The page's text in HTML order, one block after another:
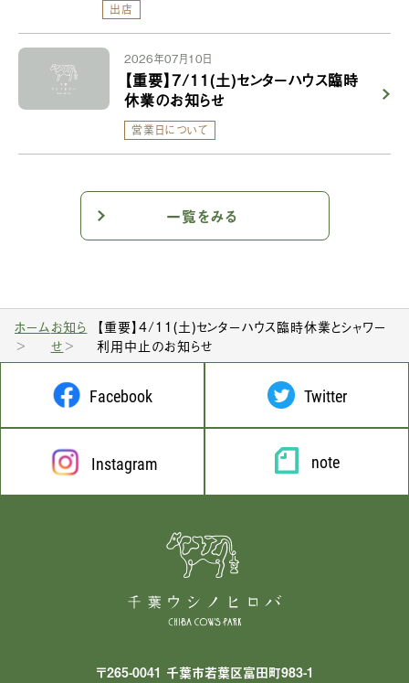
出店
2026年07月10日
【重要】7/11(土)センターハウス臨時
休業のお知らせ
営業日について
一覧をみる
ホームお知ら
せ
【重要】4/11(土)センターハウス臨時休業とシャワー
利用中止のお知らせ
Facebook Twitter
Instagram note
〒265-0041 千葉市若葉区富田町983-1